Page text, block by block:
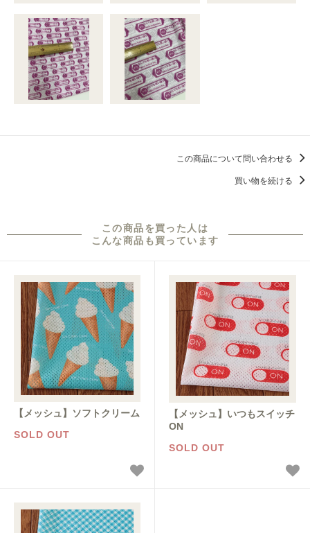
この商品について問い合わせる
買い物を続ける
この商品を買った人は
こんな商品も買っています
【メッシュ】ソフトクリーム
SOLD OUT
【メッシュ】いつもスイッチ
ON
SOLD OUT